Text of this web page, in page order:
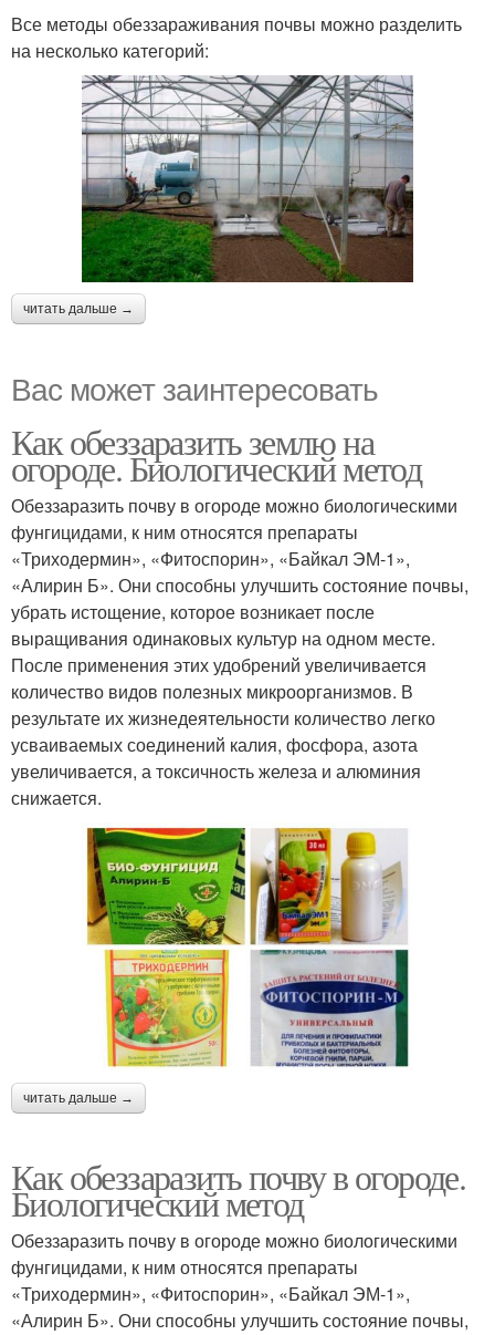
Все методы обеззараживания почвы можно разделить
на несколько категорий:
читать дальше →
Вас может заинтересовать
Как обеззаразить землю на
огороде. Биологический метод
Обеззаразить почву в огороде можно биологическими
фунгицидами, к ним относятся препараты
«Триходермин», «Фитоспорин», «Байкал ЭМ-1»,
«Алирин Б». Они способны улучшить состояние почвы,
убрать истощение, которое возникает после
выращивания одинаковых культур на одном месте.
После применения этих удобрений увеличивается
количество видов полезных микроорганизмов. В
результате их жизнедеятельности количество легко
усваиваемых соединений калия, фосфора, азота
увеличивается, а токсичность железа и алюминия
снижается.
читать дальше →
Как обеззаразить почву в огороде.
Биологический метод
Обеззаразить почву в огороде можно биологическими
фунгицидами, к ним относятся препараты
«Триходермин», «Фитоспорин», «Байкал ЭМ-1»,
«Алирин Б». Они способны улучшить состояние почвы,